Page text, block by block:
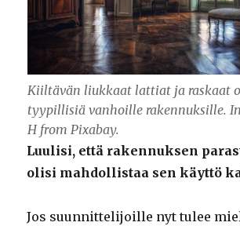
Kiiltävän liukkaat lattiat ja raskaat
tyypillisiä vanhoille rakennuksille.
H from Pixabay.
Luulisi, että rakennuksen
olisi mahdollistaa sen käyttö
Jos suunnittelijoille nyt tulee